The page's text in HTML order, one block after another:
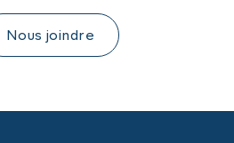
Nous joindre